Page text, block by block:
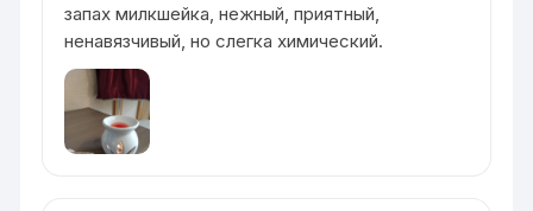
запах милкшейка, нежный, приятный,
ненавязчивый, но слегка химический.